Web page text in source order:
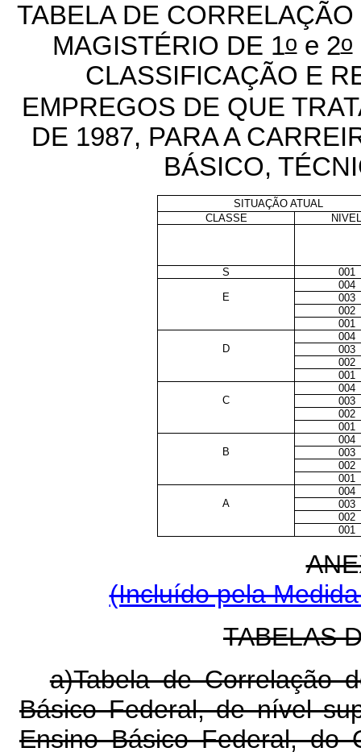
TABELA DE
MAGISTÉRIO DE 1oe 2o
CLASSIFICAÇÃO E
EMPREGOS DE QUE
DE 1987, PARA A
BÁSICO,
SITUAÇÃO ATUAL
CLASSE
NIVEL
S
001
004
E
003
002
001
004
D
003
002
001
004
C
003
002
001
004
B
003
002
001
004
A
003
002
001
(Incluído pela
TABELAS
a)Tabela de Correlação
Básico Federal, de nível
Ensino Básico Federal, do